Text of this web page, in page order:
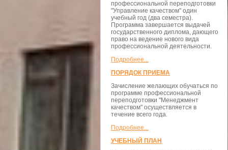
профессиональной переподготовки
"Управление качеством" один
учебный год (два семестра).
Программа завершается выдачей
государственного диплома, дающего
право на ведение нового вида
профессиональной деятельности.
Подробнее...
ПОРЯДОК ПРИЕМА
Зачисление желающих обучаться по
программе профессиональной
переподготовки "Менеджмент
качеством" осуществляется в
течение всего года.
Подробнее...
УЧЕБНЫЙ ПЛАН